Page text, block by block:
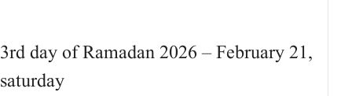
3rd day of Ramadan 2026 – February 21,
saturday